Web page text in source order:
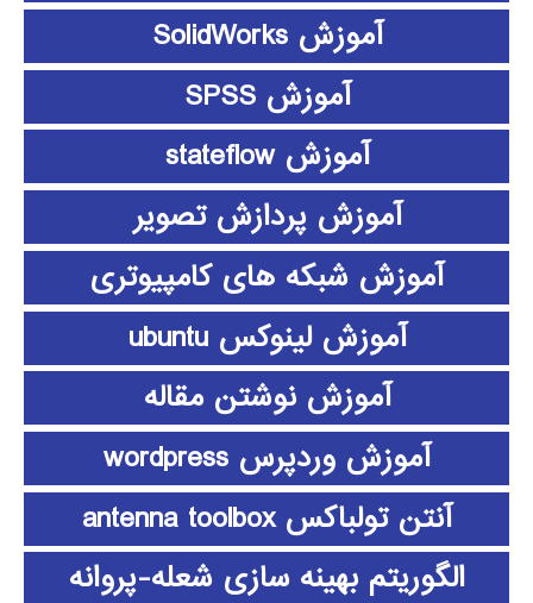
آموزش SolidWorks
آموزش SPSS
آموزش stateflow
آموزش پردازش تصویر
آموزش شبکه های کامپیوتری
آموزش لینوکس ubuntu
آموزش نوشتن مقاله
آموزش وردپرس wordpress
آنتن تولباکس antenna toolbox
الگوریتم بهینه سازی شعله-پروانه